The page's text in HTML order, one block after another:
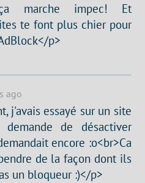
marche impec! Et
te font plus chier pour
p>
ago
j'avais essayé sur un site
de désactiver
encore :o<br>Ca
de la façon dont ils
un bloqueur :)</p>